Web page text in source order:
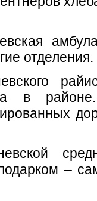
отделения.
в
–